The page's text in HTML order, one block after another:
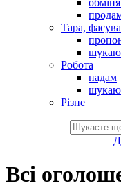
Тара,
шукаю
Робота
надам
шукаю
Різне
Всі